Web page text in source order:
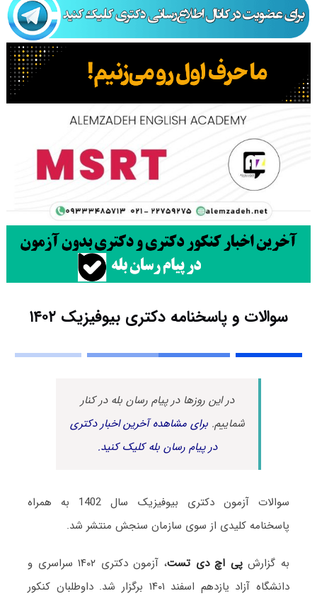
سوالات و پاسخنامه دکتری بیوفیزیک ۱۴۰۲
در این روزها در پیام رسان بله در کنار
شماییم.برای مشاهده آخرین اخبار دکتری
در پیام رسان بله کلیک کنید.
سوالات آزمون دکتری بیوفیزیک سال 1402 به همراه
پاسخنامه کلیدی از سوی سازمان سنجش منتشر شد.
به گزارشپی اچ دی تست
، آزمون دکتری ۱۴۰۲ سراسری و
دانشگاه آزاد یازدهم اسفند ۱۴۰۱ برگزار شد. داوطلبان کنکور